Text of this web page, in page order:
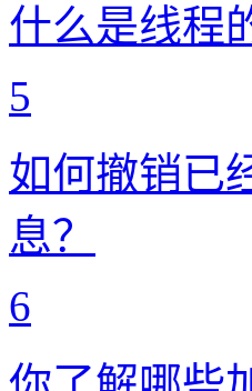
什么是线程
5
如何撤销已
息？
6